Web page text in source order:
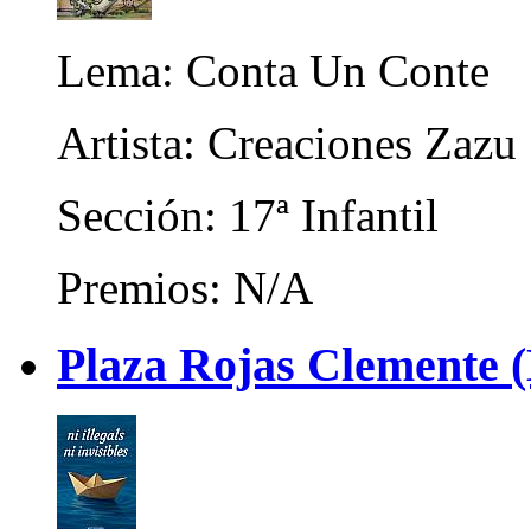
Lema: Conta Un Conte
Artista: Creaciones Zazu
Sección: 17ª Infantil
Premios: N/A
Plaza Rojas